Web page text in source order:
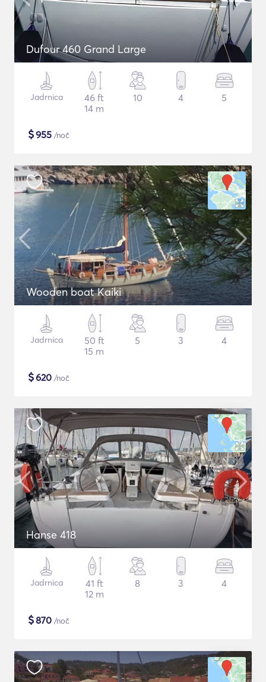
Dufour 460 Grand Large
Jadrnica
46 ft
14 m
10 4 5
$955 /noč
Wooden boat Kaiki
Jadrnica
50 ft
15 m
5 3 4
$620 /noč
Hanse 418
Jadrnica
41 ft
12 m
8 3 4
$870 /noč